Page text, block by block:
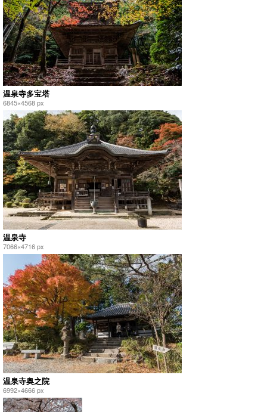
温泉寺多宝塔
6845×4568 px
温泉寺
7066×4716 px
温泉寺奥之院
6992×4666 px